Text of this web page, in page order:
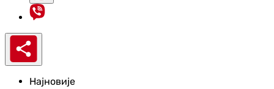
Најновије